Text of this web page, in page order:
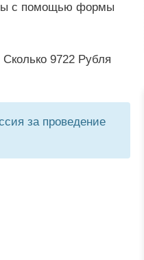
с помощью формы
9722 Рубля
за проведение